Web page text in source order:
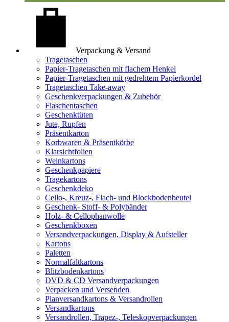
Verpackung & Versand
Tragetaschen
Papier-Tragetaschen mit flachem Henkel
Papier-Tragetaschen mit gedrehtem Papierkordel
Tragetaschen Take-away
Geschenkverpackungen & Zubehör
Flaschentaschen
Geschenktüten
Jute, Rupfen
Präsentkarton
Korbwaren & Präsentkörbe
Klarsichtfolien
Weinkartons
Geschenkpapiere
Tragekartons
Geschenkdeko
Cello-, Kreuz-, Flach- und Blockbodenbeutel
Geschenk- Stoff- & Polybänder
Holz- & Cellophanwolle
Geschenkboxen
Versandverpackungen, Display & Aufsteller
Kartons
Paletten
Normalfaltkartons
Blitzbodenkartons
DVD & CD Versandverpackungen
Verpacken und Versenden
Planversandkartons & Versandrollen
Versandkartons
Versandrollen, Trapez-, Teleskopverpackungen